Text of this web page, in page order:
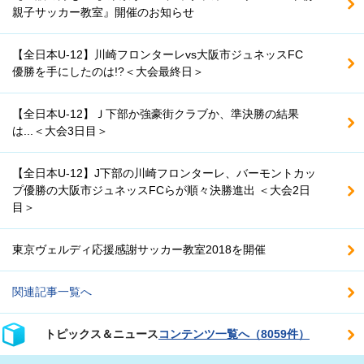
親子サッカー教室』開催のお知らせ
【全日本U-12】川崎フロンターレvs大阪市ジュネッスFC
優勝を手にしたのは!?＜大会最終日＞
【全日本U-12】Ｊ下部か強豪街クラブか、準決勝の結果
は...＜大会3日目＞
【全日本U-12】J下部の川崎フロンターレ、バーモントカッ
プ優勝の大阪市ジュネッスFCらが順々決勝進出 ＜大会2日
目＞
東京ヴェルディ応援感謝サッカー教室2018を開催
関連記事一覧へ
トピックス＆ニュースコンテンツ一覧へ（8059件）